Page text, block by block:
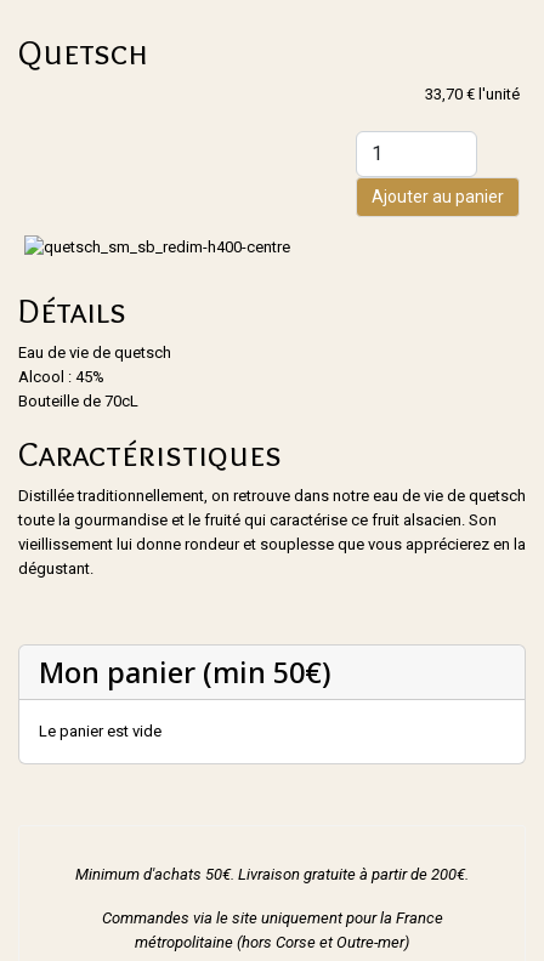
Quetsch
33,70 € l'unité
Ajouter au panier
Détails
Eau de vie de quetsch
Alcool : 45%
Bouteille de 70cL
Caractéristiques
Distillée traditionnellement, on retrouve dans notre eau de vie de quetsch
toute la gourmandise et le fruité qui caractérise ce fruit alsacien. Son
vieillissement lui donne rondeur et souplesse que vous apprécierez en la
dégustant.
Mon panier (min 50€)
Le panier est vide
Minimum d'achats 50€. Livraison gratuite à partir de 200€.
Commandes via le site uniquement pour la France
métropolitaine (hors Corse et Outre-mer)